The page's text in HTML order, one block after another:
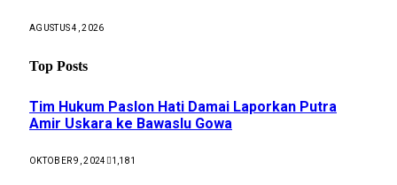
AGUSTUS 4, 2026
Top Posts
Tim Hukum Paslon Hati Damai Laporkan Putra
Amir Uskara ke Bawaslu Gowa
OKTOBER 9, 2024 1,181